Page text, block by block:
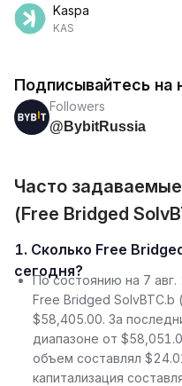
Kaspa
KAS
Подписывайтесь на
Followers
@BybitRussia
Часто
(Free Bridged
1. Сколько Free Bridged SolvBTC.b (Core) стоит
сегодня?
По состоянию на 7
Free Bridged SolvBTC.b
$58,405.00. За
диапазоне от
объем составлял
капитализация